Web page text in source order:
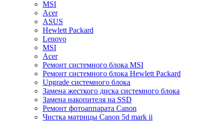
MSI
Acer
ASUS
Hewlett Packard
Lenovo
MSI
Acer
Ремонт системного блока MSI
Ремонт системного блока Hewlett Packard
Upgrade системного блока
Замена жесткого диска системного блока
Замена накопителя на SSD
Ремонт фотоаппарата Canon
Чистка матрицы Canon 5d mark ii